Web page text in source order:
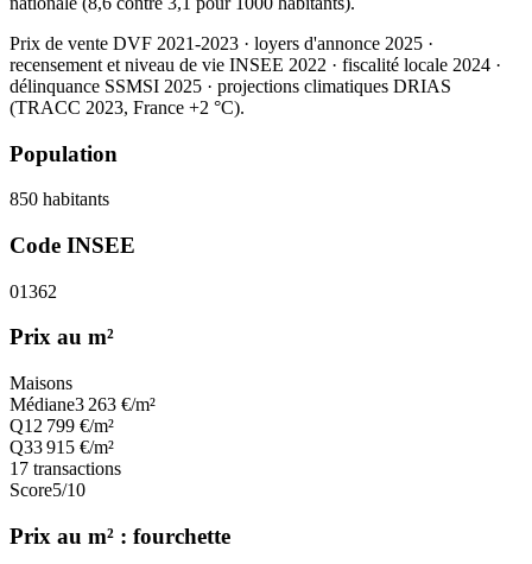
Prix de vente DVF 2021-2023 · loyers d'annonce 2025 ·
recensement et niveau de vie INSEE 2022 · fiscalité locale 2024 ·
délinquance SSMSI 2025 · projections climatiques DRIAS
(TRACC 2023, France +2 °C).
Population
850 habitants
Code INSEE
01362
Prix au m²
Maisons
Médiane3 263 €/m²
Q1 2 799 €/m²
Q33 915 €/m²
17 transactions
Score5/10
Prix au m² : fourchette